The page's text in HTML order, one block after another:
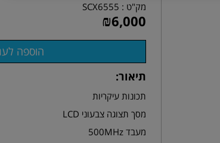
מק"ט : SCX6555
₪6,000
תיאור:
תכונות עיקריות
מסך תצוגה צבעוני LCD
מעבד 500MHz